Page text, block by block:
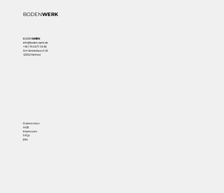
BODENWERK
BODENWERK
info@boden-werk.de
+49 176 68 71 54 89
Am Sennenbusch 26
32052 Herford
Datenschutz
AGB
Impressum
FAQs
Jobs